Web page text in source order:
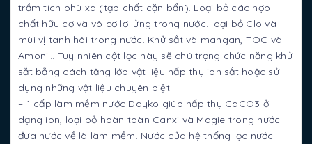
trầm tích phù xa (tạp chất cặn bẩn). Loại bỏ các hợp
chất hữu cơ và vô cơ lơ lửng trong nước. loại bỏ Clo và
mùi vị tanh hôi trong nước. Khử sắt và mangan, TOC và
Amoni… Tuy nhiên cột lọc này sẽ chú trọng chức năng khử
sắt bằng cách tăng lớp vật liệu hấp thụ ion sắt hoặc sử
dụng những vật liệu chuyên biệt
– 1 cấp làm mềm nước Dayko giúp hấp thụ CaCO3 ở
dạng ion, loại bỏ hoàn toàn Canxi và Magie trong nước
đưa nước về là làm mềm. Nước của hệ thống lọc nước